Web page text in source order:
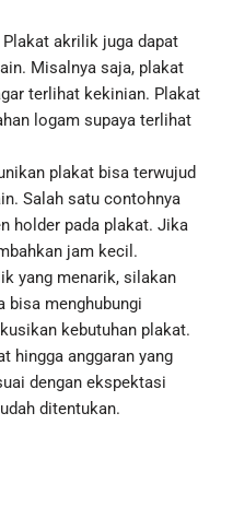
akrilik juga dapat
Misalnya saja, plakat
terlihat kekinian. Plakat
logam supaya terlihat
plakat bisa terwujud
Salah satu contohnya
holder pada plakat. Jika
jam kecil.
yang menarik, silakan
bisa menghubungi
kebutuhan plakat.
hingga anggaran yang
dengan ekspektasi
ditentukan.